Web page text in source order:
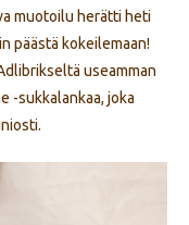
muotoilu herätti heti
päästä kokeilemaan!
useamman
-sukkalankaa, joka